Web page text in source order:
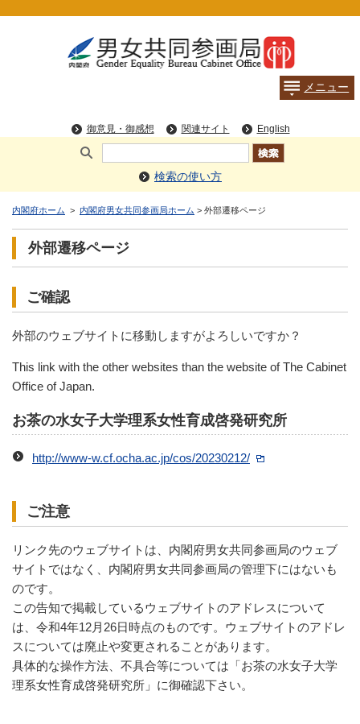
検索の使い方
内閣府ホーム > 内閣府男女共同参画局ホーム > 外部遷移ページ
外部遷移ページ
ご確認
外部のウェブサイトに移動しますがよろしいですか？
This link with the other websites than the website of The Cabinet
Office of Japan.
お茶の水女子大学理系女性育成啓発研究所
http://www-w.cf.ocha.ac.jp/cos/20230212/
ご注意
リンク先のウェブサイトは、内閣府男女共同参画局のウェブ
サイトではなく、内閣府男女共同参画局の管理下にはないも
のです。
この告知で掲載しているウェブサイトのアドレスについて
は、令和4年12月26日時点のものです。ウェブサイトのアドレ
スについては廃止や変更されることがあります。
具体的な操作方法、不具合等については「お茶の水女子大学
理系女性育成啓発研究所」に御確認下さい。